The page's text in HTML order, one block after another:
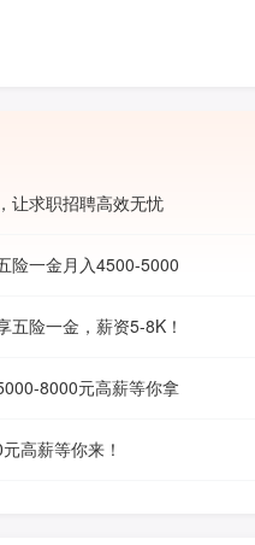
让求职招聘高效无忧
险一金月入4500-5000
五险一金，薪资5-8K！
8000元高薪等你拿
高薪等你来！